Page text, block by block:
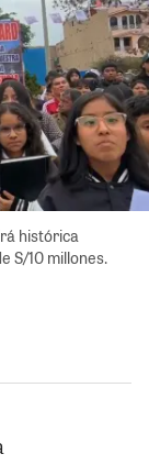
histórica
S/10 millones.